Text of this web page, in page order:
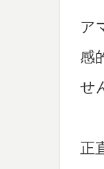
ア
感
せ
正